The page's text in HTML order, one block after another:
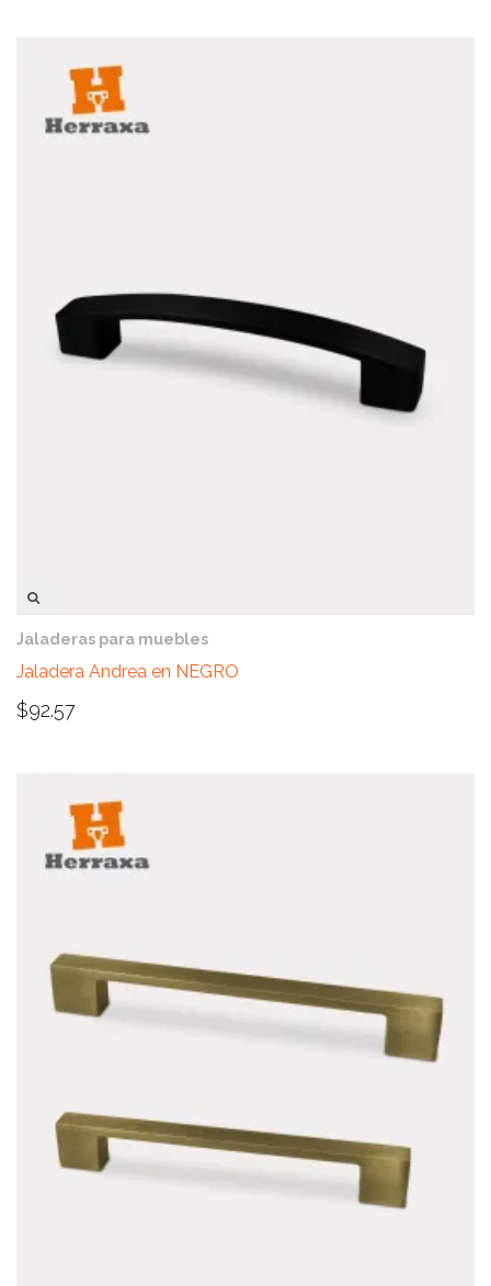
Jaladeras para muebles
Jaladera Andrea en NEGRO
$92.57